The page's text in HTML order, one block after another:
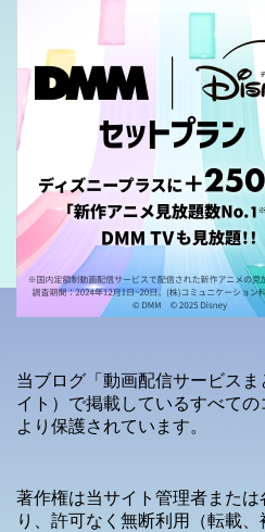
当ブログ「動画配信サービス
イト）で掲載しているすべて
より保護されています。
著作権は当サイト管理者また
り、許可なく無断利用（転載、